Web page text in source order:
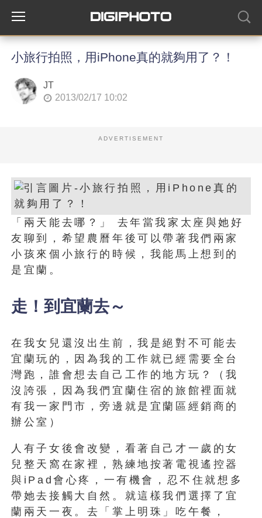
小旅行拍照，用iPhone真的就夠用了？！
JT
2013/02/17 10:02
ADVERTISEMENT
「兩天能去哪？」 去年當我家太座與她好
友聊到，希望農曆年後可以帶著我們兩家
小孩來個小旅行的時候，我能馬上想到的
是宜蘭。
走！到宜蘭去～
在我女兒還沒出生前，我是絕對不可能去
宜蘭玩的，因為我的工作就已經需要全台
灣跑，誰會想去自己工作的地方玩？（我
沒誇張，因為我們宜蘭住宿的旅館裡面就
有我一家門市，旁邊就是宜蘭區經銷商的
辦公室）
人有子女後會改變，看著自己才一歲的女
兒整天窩在家裡，熟練地按著電視遙控器
與iPad會心疼，一有機會，忍不住就想多
帶她去接觸大自然。就這樣我們選擇了宜
蘭兩天一夜。去「掌上明珠」吃午餐，